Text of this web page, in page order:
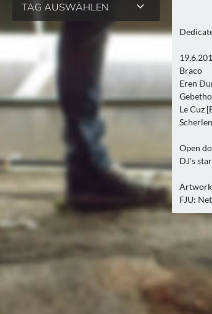
TAG AUSWÄHLEN
Braco
Eren
Gebetho
Le Cuz
Open
DJ's
FJU: